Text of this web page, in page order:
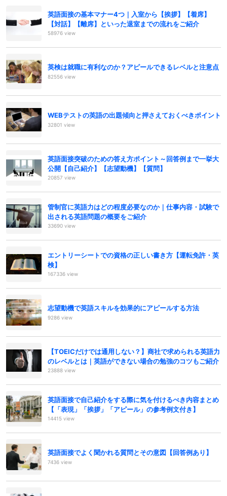
英語面接の基本マナー4つ｜入室から【挨拶】【着席】
【対話】【離席】といった退室までの流れをご紹介
58976 view
英検は就職に有利なのか？アピールできるレベルと注意点
82556 view
WEBテストの英語の出題傾向と押さえておくべきポイント
32801 view
英語面接突破のための答え方ポイント～回答例まで一挙大
公開【自己紹介】【志望動機】【質問】
20857 view
管制官に英語力はどの程度必要なのか｜仕事内容・試験で
出される英語問題の概要をご紹介
33690 view
エントリーシートでの資格の正しい書き方【運転免許・英
検】
167336 view
志望動機で英語スキルを効果的にアピールする方法
9286 view
【TOEICだけでは通用しない？】商社で求められる英語力
のレベルとは｜英語ができない場合の勉強のコツもご紹介
23888 view
英語面接で自己紹介をする際に気を付けるべき内容まとめ
【「表現」「挨拶」「アピール」の参考例文付き】
14415 view
英語面接でよく聞かれる質問とその意図【回答例あり】
7436 view